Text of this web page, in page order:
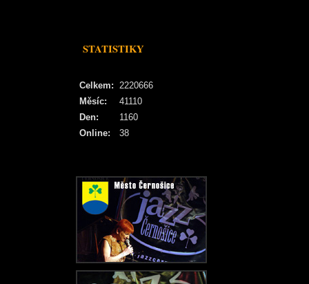
STATISTIKY
Online: 38
Celkem: 2220666
Měsíc:
41110
Den:
1160